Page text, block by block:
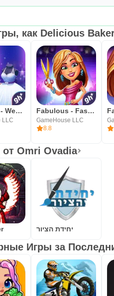
как Delicious
Fabulous - Wedding Disaster
LLC
Fabulous - Fashion Fever
GameHouse LLC
8.8
Omri Ovadia
יחידת הציור
Игры за